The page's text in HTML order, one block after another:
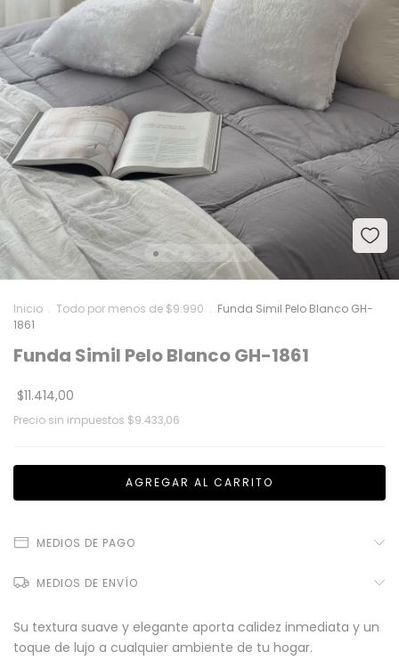
Inicio . Todo por menos de $9.990 . Funda Simil Pelo Blanco GH-
1861
Funda Simil Pelo Blanco GH-1861
$11.414,00
Precio sin impuestos $9.433,06
MEDIOS DE PAGO
MEDIOS DE ENVÍO
Su textura suave y elegante aporta calidez inmediata y un
toque de lujo a cualquier ambiente de tu hogar.